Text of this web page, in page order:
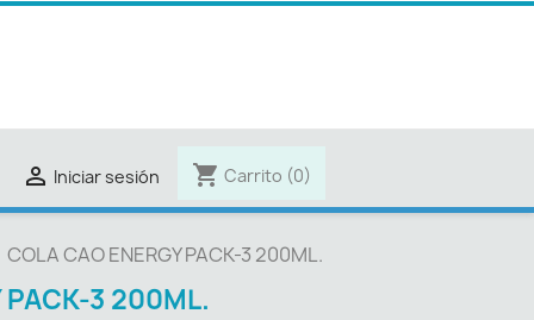
 Iniciar sesión shopping_cart Carrito (0)
COLA CAO ENERGY PACK-3 200ML.
PACK-3 200ML.